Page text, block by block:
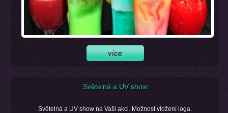
Světelná a UV show
Světelná a UV show na Vaši akci. Možnost vložení loga.